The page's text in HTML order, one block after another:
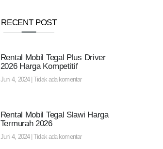
RECENT POST
Rental Mobil Tegal Plus Driver
2026 Harga Kompetitif
Juni 4, 2024 Tidak ada komentar
Rental Mobil Tegal Slawi Harga
Termurah 2026
Juni 4, 2024 Tidak ada komentar